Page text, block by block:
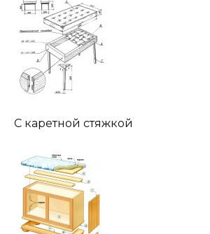
С каретной стяжкой